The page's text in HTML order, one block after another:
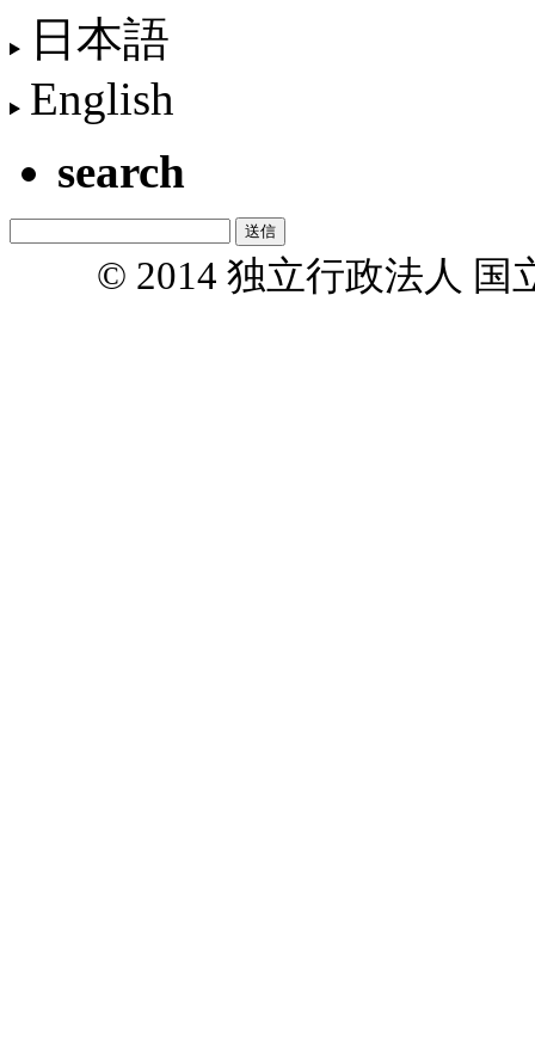
日本語
English
search
© 2014 独立行政法人 国